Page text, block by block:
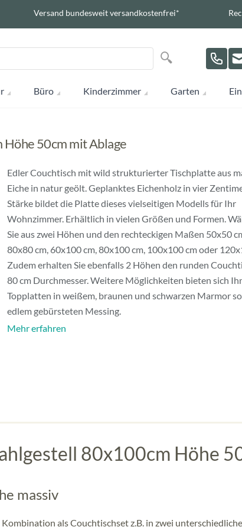
Versand bundesweit versandkostenfrei*
Suche
Suche
Büro Kinderzimmer Garten
50cm mit Ablage
Edler Couchtisch mit wild strukturierter Tischplatte aus
Eiche in natur geölt. Geplanktes Eichenholz in vier
Stärke bildet die Platte dieses vielseitigen Modells für Ihr
Wohnzimmer. Erhältlich in vielen Größen und Formen.
Sie aus zwei Höhen und den rechteckigen Maßen 50x50
80x80 cm, 60x100 cm, 80x100 cm, 100x100 cm oder
Zudem erhalten Sie ebenfalls 2 Höhen den runden
80 cm Durchmesser. Weitere Möglichkeiten bieten sich
Topplatten in weißem, braunen und schwarzen Marmor
edlem gebürsteten Messing.
Mehr erfahren
80x100cm Höhe
massiv
als Couchtischset z.B. in zwei